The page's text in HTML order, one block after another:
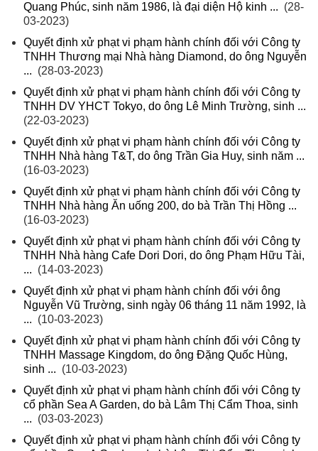
Quang Phúc, sinh năm 1986, là đại diện Hộ kinh ... (28-
03-2023)
Quyết định xử phạt vi phạm hành chính đối với Công ty
TNHH Thương mại Nhà hàng Diamond, do ông Nguyễn
... (28-03-2023)
Quyết định xử phạt vi phạm hành chính đối với Công ty
TNHH DV YHCT Tokyo, do ông Lê Minh Trường, sinh ...
(22-03-2023)
Quyết định xử phạt vi phạm hành chính đối với Công ty
TNHH Nhà hàng T&T, do ông Trần Gia Huy, sinh năm ...
(16-03-2023)
Quyết định xử phạt vi phạm hành chính đối với Công ty
TNHH Nhà hàng Ăn uống 200, do bà Trần Thị Hồng ...
(16-03-2023)
Quyết định xử phạt vi phạm hành chính đối với Công ty
TNHH Nhà hàng Cafe Dori Dori, do ông Phạm Hữu Tài,
... (14-03-2023)
Quyết định xử phạt vi phạm hành chính đối với ông
Nguyễn Vũ Trường, sinh ngày 06 tháng 11 năm 1992, là
... (10-03-2023)
Quyết định xử phạt vi phạm hành chính đối với Công ty
TNHH Massage Kingdom, do ông Đặng Quốc Hùng,
sinh ... (10-03-2023)
Quyết định xử phạt vi phạm hành chính đối với Công ty
cổ phần Sea A Garden, do bà Lâm Thị Cẩm Thoa, sinh
... (03-03-2023)
Quyết định xử phạt vi phạm hành chính đối với Công ty